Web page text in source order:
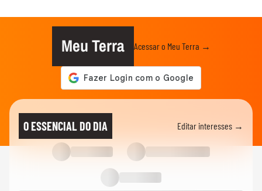
Meu Terra Acessar o Meu Terra →
O ESSENCIAL DO DIA Editar interesses →